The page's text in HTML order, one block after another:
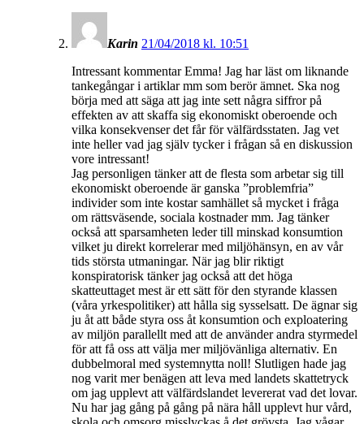
Karin 21/04/2018 kl. 10:51
Intressant kommentar Emma! Jag har läst om liknande
tankegångar i artiklar mm som berör ämnet. Ska nog
börja med att säga att jag inte sett några siffror på
effekten av att skaffa sig ekonomiskt oberoende och
vilka konsekvenser det får för välfärdsstaten. Jag vet
inte heller vad jag själv tycker i frågan så en diskussion
vore intressant!
Jag personligen tänker att de flesta som arbetar sig till
ekonomiskt oberoende är ganska ”problemfria”
individer som inte kostar samhället så mycket i fråga
om rättsväsende, sociala kostnader mm. Jag tänker
också att sparsamheten leder till minskad konsumtion
vilket ju direkt korrelerar med miljöhänsyn, en av vår
tids största utmaningar. När jag blir riktigt
konspiratorisk tänker jag också att det höga
skatteuttaget mest är ett sätt för den styrande klassen
(våra yrkespolitiker) att hålla sig sysselsatt. De ägnar sig
ju åt att både styra oss åt konsumtion och exploatering
av miljön parallellt med att de använder andra styrmedel
för att få oss att välja mer miljövänliga alternativ. En
dubbelmoral med systemnytta noll! Slutligen hade jag
nog varit mer benägen att leva med landets skattetryck
om jag upplevt att välfärdslandet levererat vad det lovar.
Nu har jag gång på gång på nära håll upplevt hur vård,